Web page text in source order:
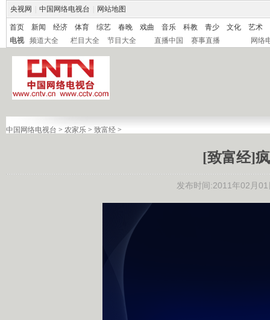
央视网 中国网络电视台 网站地图
首页 新闻 经济 体育 综艺 春晚 戏曲 音乐 科教 青少 文化
艺术
电视
频道大全 栏目大全 节目大全 直播中国 赛事直播 网络
中国网络电视台 > 农家乐 > 致富经 >
[致富经]
发布时间:2011年02月